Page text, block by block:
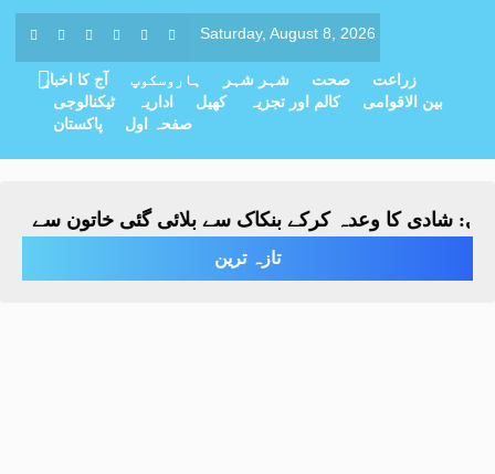
Saturday, August 8, 2026
آج کا اخبار ہاروسکوپ شہر شہر صحت
زراعت
ٹیکنالوجی
اداریہ کھیل کالم اور تجزیہ
بین الاقوامی
پاکستان
صفحہ اول
شادی کا وعدہ کرکے بنکاک سے بلائی گئی خاتون سے مبینہ
تازہ ترین